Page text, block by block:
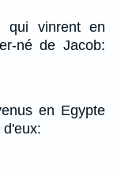
qui vinrent en
né de Jacob:
en Egypte